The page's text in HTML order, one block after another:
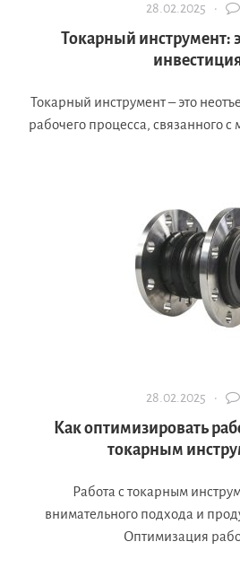
28.02.2025 ·
Токарный инструмент:
Токарный инструмент – это
рабочего процесса, связанного с
28.02.2025 ·
Как оптимизировать
токарным
Работа с токарным
внимательного подхода и
Оптимизация